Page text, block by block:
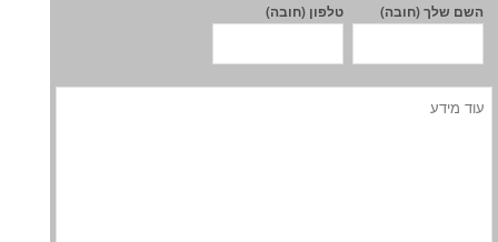
השם שלך (חובה) טלפון (חובה)